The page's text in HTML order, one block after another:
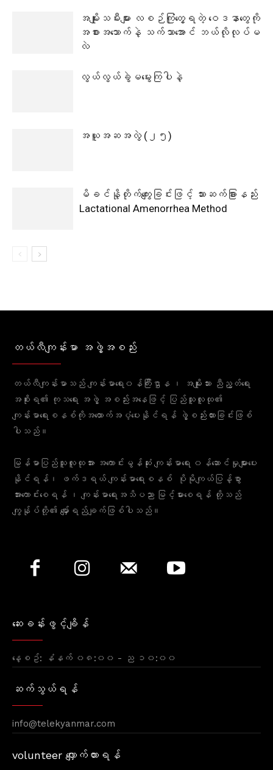
အမျိုးသမီးများ လစဉ်ကြုံတွေ့ရတဲ့ ဝေဒနာတွေကို
အစားအသောက်နဲ့ သက်သာအောင် ဘယ်လိုလုပ်မ
လဲ
လွယ်လွယ်ခွဲမမွေးကြပါနဲ့
အယူအဆအလွဲ (၂၅)
မိခင်နို့တိုက်ကျွေးခြင်းဖြင့် သားဆက်ခြားနည်း
Lactational Amenorrhea Method
တယ်လီကျန်းမာ အဖွဲ့အစည်း
တယ်လီကျန်းမာသည် ကျန်းမာရေး၀န်ကြီးဌာန ၊ အမျိုးသား ညီညွတ်ရေး
အစိုးရ၏ ကုသရေး အဖွဲ့ အစည်းအနေဖြင့် ပြည်သူလူထု၏
ကျန်းမာရေးစနစ်ကိုအထောက်အပံ့ပေးနိုင်ရန် ဖွဲ့စည်းထားခြင်းဖြစ်
ပါသည်။
မြန်မာပြည်သူလူထုအား အကောင်းမွန်ဆုံး ကျန်းမာရေး ၀န်ဆောင်မှုများပေး
နိုင်ရန်၊ ဖက်ဒရယ် ကျန်းမာရေးစနစ် ပိုမိုကျယ်ပြန့်စွာ
အားကောင်းစေရန် ၊ ကျန်းမာရေးအသိပညာ မြင့်မားစေရန် တို့သည်
ကျွန်ုပ်တို့၏ မျှော်ရည်ချက်ဖြစ်ပါသည်။
ဆေးခန်းဖွင့်ချိန်
နေ့စဥ်: နံနက် ၀၈:၀၀ - ည ၁၀:၀၀
ဆက်သွယ်ရန်
info@telekyanmar.com
volunteer လျှောက်ထားရန်